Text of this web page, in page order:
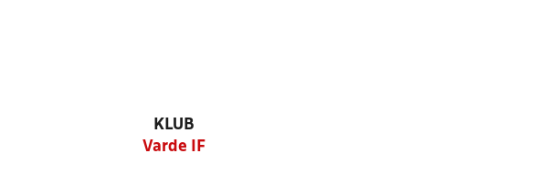
KLUB
Varde IF